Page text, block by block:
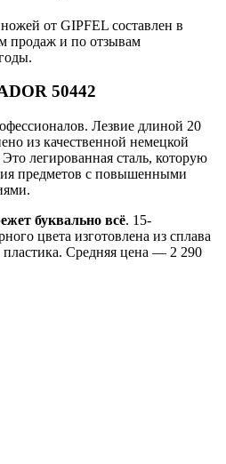
от GIPFEL составлен в
продаж и по отзывам
50442
Лезвие длиной 20
из качественной немецкой
легированная сталь, которую
предметов с повышенными
буквально всё. 15-
цвета изготовлена из сплава
пластика. Средняя цена — 2 290